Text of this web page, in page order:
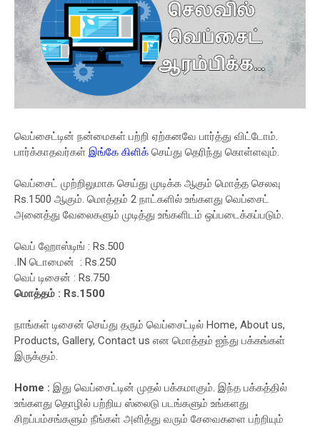
வெப்சைட்டின் நன்மைகள் பற்றி ஏற்கனவே பார்த்து விட்டோம்.
பார்க்காதவர்கள் இங்கே கிளிக் செய்து தெரிந்து கொள்ளவும்.
வெப்சைட் முற்றிலுமாக செய்து முடிக்க ஆகும் மொத்த செலவு
Rs.1500 ஆகும். மொத்தம் 2 நாட்களில் உங்களது வெப்சைட்
அனைத்து வேலைகளும் முடித்து உங்களிடம் ஒப்படைக்கப்படும்.
வெப் ஹோஸ்டிங் : Rs.500
.IN டொமைன் : Rs.250
வெப் டிசைன் : Rs.750
மொத்தம் : Rs.1500
நாங்கள் டிசைன் செய்து தரும் வெப்சைட்டில் Home, About us,
Products, Gallery, Contact us என மொத்தம் ஐந்து பக்கங்கள்
இருக்கும்.
Home : இது வெப்சைட்டின் முதல் பக்கமாகும். இந்த பக்கத்தில்
உங்களது தொழில் பற்றிய ஸ்லைடு படங்களும் உங்களது
சிறப்பம்சங்களும் நீங்கள் அளித்து வரும் சேவைகளை பற்றியும்